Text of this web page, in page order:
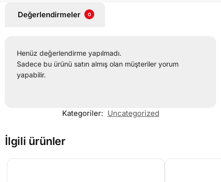
Değerlendirmeler 0
Henüz değerlendirme yapılmadı.
Sadece bu ürünü satın almış olan müşteriler yorum
yapabilir.
Kategoriler: Uncategorized
İlgili ürünler